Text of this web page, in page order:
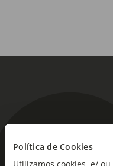
Política de Cookies
As novidades